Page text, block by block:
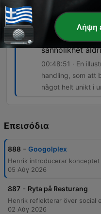
tillåter oss att
den fysiska
Den
sannolikhet
00:48:51 · En
handling, som att
något helt unikt i
Επεισόδια
888 - Googolplex
05 Αύγ 2026
887 - Ryta på Resturang
02 Αύγ 2026
Λήψη